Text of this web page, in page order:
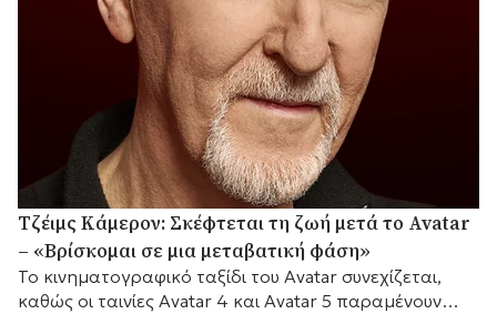
Τζέιμς Κάμερον: Σκέφτεται τη ζωή μετά το Avatar
– «Βρίσκομαι σε μια μεταβατική φάση»
Το κινηματογραφικό ταξίδι του Avatar συνεχίζεται,
καθώς οι ταινίες Avatar 4 και Avatar 5 παραμένουν